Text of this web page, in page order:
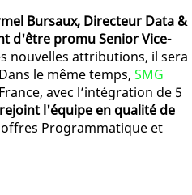
Bursaux, Directeur Data &
d'être promu Senior Vice-
nouvelles attributions, il sera
le même temps, SMG
avec l’intégration de 5
rejoint l'équipe en qualité de
offres Programmatique et